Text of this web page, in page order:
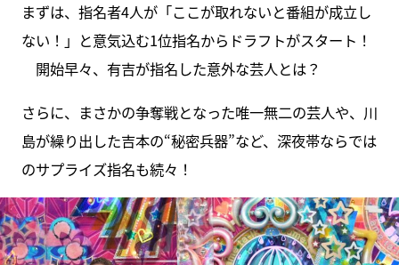
まずは、指名者4人が「ここが取れないと番組が成立し
ない！」と意気込む1位指名からドラフトがスタート！
開始早々、有吉が指名した意外な芸人とは？
さらに、まさかの争奪戦となった唯一無二の芸人や、川
島が繰り出した吉本の“秘密兵器”など、深夜帯ならでは
のサプライズ指名も続々！